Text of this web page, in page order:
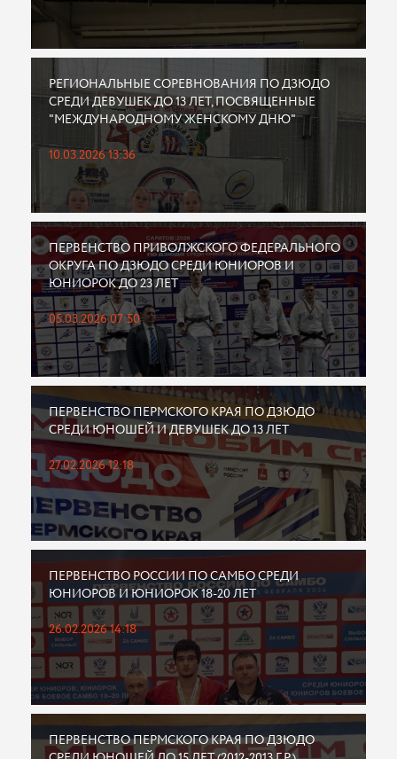
РЕГИОНАЛЬНЫЕ СОРЕВНОВАНИЯ ПО ДЗЮДО
СРЕДИ ДЕВУШЕК ДО 13 ЛЕТ, ПОСВЯЩЕННЫЕ
"МЕЖДУНАРОДНОМУ ЖЕНСКОМУ ДНЮ"
10.03.2026 13:36
ПЕРВЕНСТВО ПРИВОЛЖСКОГО ФЕДЕРАЛЬНОГО
ОКРУГА ПО ДЗЮДО СРЕДИ ЮНИОРОВ И
ЮНИОРОК ДО 23 ЛЕТ
05.03.2026 07:50
ПЕРВЕНСТВО ПЕРМСКОГО КРАЯ ПО ДЗЮДО
СРЕДИ ЮНОШЕЙ И ДЕВУШЕК ДО 13 ЛЕТ
27.02.2026 12:18
ПЕРВЕНСТВО РОССИИ ПО САМБО СРЕДИ
ЮНИОРОВ И ЮНИОРОК 18-20 ЛЕТ
26.02.2026 14:18
ПЕРВЕНСТВО ПЕРМСКОГО КРАЯ ПО ДЗЮДО